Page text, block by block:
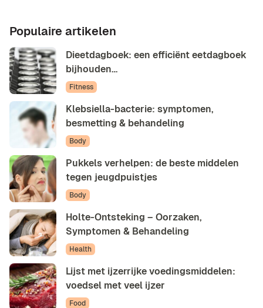
Populaire artikelen
Dieetdagboek: een efficiënt eetdagboek
bijhouden…
Fitness
Klebsiella-bacterie: symptomen,
besmetting & behandeling
Body
Pukkels verhelpen: de beste middelen
tegen jeugdpuistjes
Body
Holte-Ontsteking – Oorzaken,
Symptomen & Behandeling
Health
Lijst met ijzerrijke voedingsmiddelen:
voedsel met veel ijzer
Food